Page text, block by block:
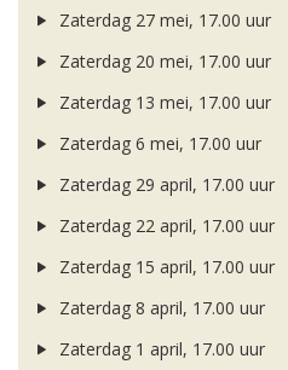
Zaterdag 27 mei, 17.00 uur
Zaterdag 20 mei, 17.00 uur
Zaterdag 13 mei, 17.00 uur
Zaterdag 6 mei, 17.00 uur
Zaterdag 29 april, 17.00 uur
Zaterdag 22 april, 17.00 uur
Zaterdag 15 april, 17.00 uur
Zaterdag 8 april, 17.00 uur
Zaterdag 1 april, 17.00 uur